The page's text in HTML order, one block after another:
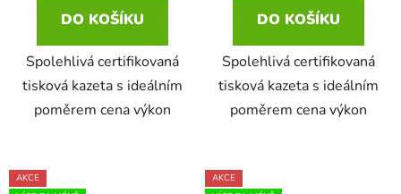
DO KOŠÍKU
Spolehlivá certifikovaná
tisková kazeta s ideálním
poměrem cena výkon
DO KOŠÍKU
Spolehlivá certifikovaná
tisková kazeta s ideálním
poměrem cena výkon
AKCE
AKCE